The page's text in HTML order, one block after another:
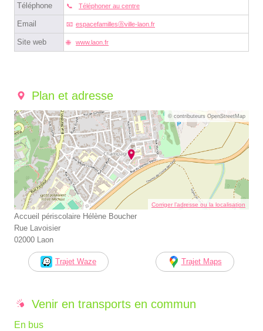
Téléphone Téléphoner au centre
Email espacefamillesⓐville-laon.fr
Site web www.laon.fr
Plan et adresse
© contributeurs OpenStreetMap
Corriger l’adresse ou la localisation
Accueil périscolaire Hélène Boucher
Rue Lavoisier
02000 Laon
Trajet Waze Trajet Maps
Venir en transports en commun
En bus